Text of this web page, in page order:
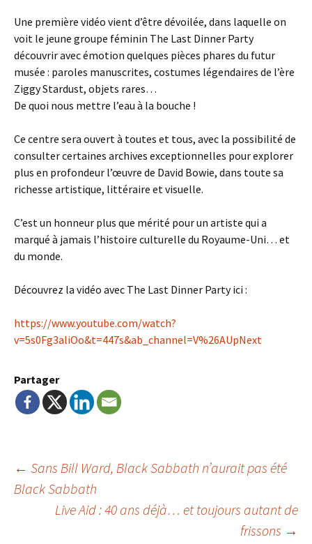
Une première vidéo vient d’être dévoilée, dans laquelle on
voit le jeune groupe féminin The Last Dinner Party
découvrir avec émotion quelques pièces phares du futur
musée : paroles manuscrites, costumes légendaires de l’ère
Ziggy Stardust, objets rares…
De quoi nous mettre l’eau à la bouche !
Ce centre sera ouvert à toutes et tous, avec la possibilité de
consulter certaines archives exceptionnelles pour explorer
plus en profondeur l’œuvre de David Bowie, dans toute sa
richesse artistique, littéraire et visuelle.
C’est un honneur plus que mérité pour un artiste qui a
marqué à jamais l’histoire culturelle du Royaume-Uni… et
du monde.
Découvrez la vidéo avec The Last Dinner Party ici :
https://www.youtube.com/watch?
v=5s0Fg3aliOo&t=447s&ab_channel=V%26AUpNext
Partager
Navigation
← Sans Bill Ward, Black Sabbath n’aurait pas été
Black Sabbath
Live Aid : 40 ans déjà… et toujours autant de
frissons →